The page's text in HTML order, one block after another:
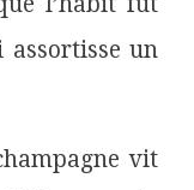
assortisse un
vit